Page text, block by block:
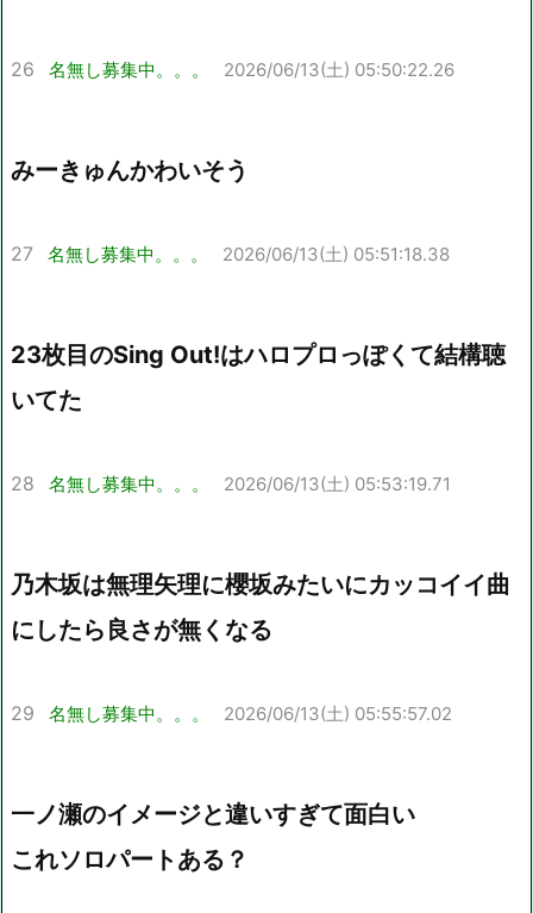
26 名無し募集中。。。 2026/06/13(土) 05:50:22.26
みーきゅんかわいそう
27 名無し募集中。。。 2026/06/13(土) 05:51:18.38
23枚目のSing Out!はハロプロっぽくて結構聴
いてた
28 名無し募集中。。。 2026/06/13(土) 05:53:19.71
乃木坂は無理矢理に櫻坂みたいにカッコイイ曲
にしたら良さが無くなる
29 名無し募集中。。。 2026/06/13(土) 05:55:57.02
一ノ瀬のイメージと違いすぎて面白い
これソロパートある？